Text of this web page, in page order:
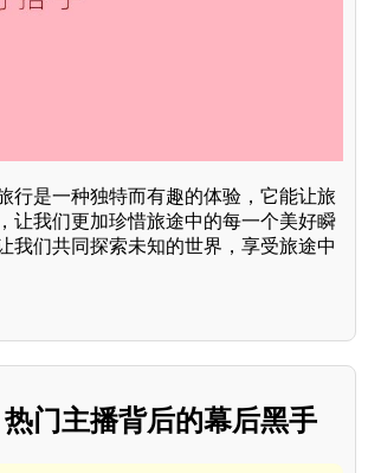
行是一种独特而有趣的体验，它能让旅
让我们更加珍惜旅途中的每一个美好瞬
我们共同探索未知的世界，享受旅途中
门主播背后的幕后黑手